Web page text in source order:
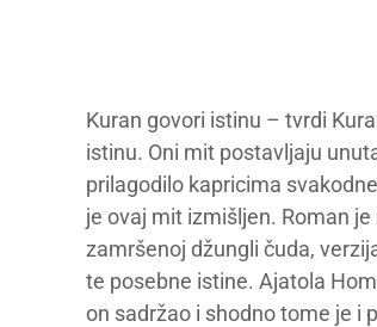
Kuran govori istinu – tvrdi
istinu. Oni mit postavljaju
prilagodilo kapricima
je ovaj mit izmišljen. Roman
zamršenoj džungli čuda,
te posebne istine. Ajatola
on sadržao i shodno tome je i